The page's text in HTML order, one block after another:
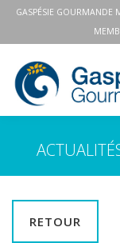
GASPÉSIE GOURMANDE
RETOUR